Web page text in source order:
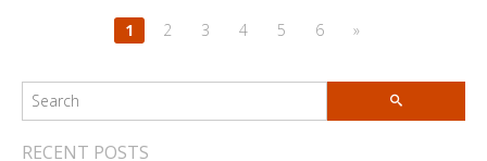
1 2 3 4 5 6 »
RECENT POSTS